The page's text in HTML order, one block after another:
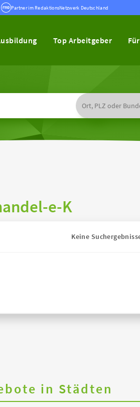
Partner im RedaktionsNetzwerk Deutschland
Top Arbeitgeber
e-K
Keine
in Städten